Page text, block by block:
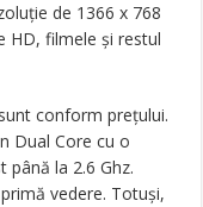
de 1366 x 768
HD, filmele și restul
conform prețului.
Dual Core cu o
până la 2.6 Ghz.
vedere. Totuși,